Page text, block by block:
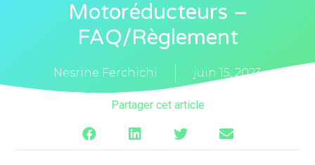
Motoréducteurs –
FAQ/Règlement
Nesrine Ferchichi juin 15, 2023
Partager cet article